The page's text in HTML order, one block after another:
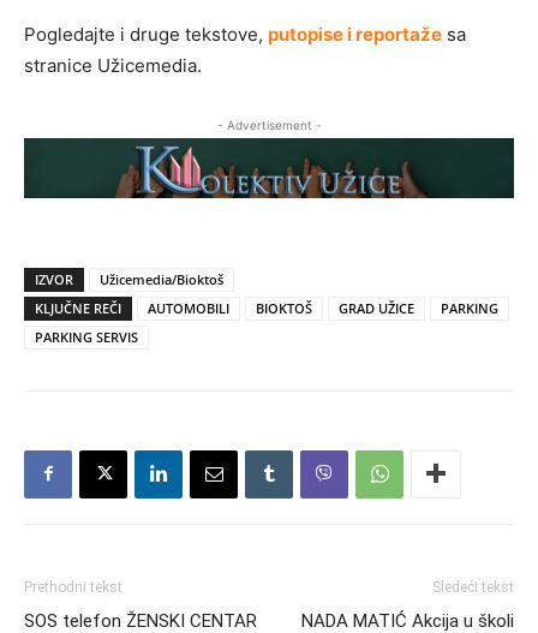
Pogledajte i druge tekstove, putopise i reportaže sa
stranice Užicemedia.
- Advertisement -
IZVOR
Užicemedia/Bioktoš
KLJUČNE REČI
AUTOMOBILI BIOKTOŠ GRAD UŽICE
PARKING
PARKING SERVIS
Prethodni tekst
SOS telefon ŽENSKI CENTAR
Sledeći tekst
NADA MATIĆ Akcija u školi